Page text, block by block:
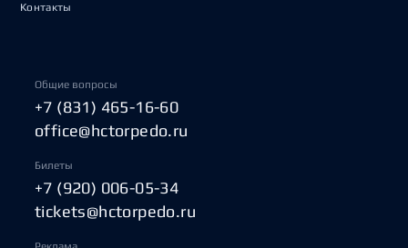
Контакты
Общие вопросы
+7 (831) 465-16-60
office@hctorpedo.ru
Билеты
+7 (920) 006-05-34
tickets@hctorpedo.ru